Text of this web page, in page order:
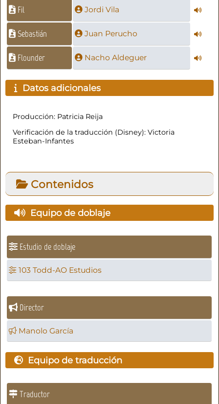
Fil Jordi Vila
Sebastián Juan Perucho
Flounder Nacho Aldeguer
Datos adicionales
Producción: Patricia Reija
Verificación de la traducción (Disney): Victoria
Esteban-Infantes
Contenidos
Equipo de doblaje
Estudio de doblaje
103 Todd-AO Estudios
Director
Manolo García
Equipo de traducción
Traductor